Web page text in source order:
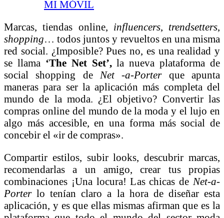
MI MÓVIL
Marcas, tiendas online, influencers, trendsetters,
shopping… todos juntos y revueltos en una misma
red social. ¿Imposible? Pues no, es una realidad y
se llama ‘The Net Set’,la nueva plataforma de
social shopping de Net -a-Porter
que apunta
maneras para ser la aplicación más completa del
mundo de la moda. ¿El objetivo? Convertir las
compras online del mundo de la moda y el lujo en
algo más accesible, en una forma más social de
concebir el «ir de compras».
Compartir estilos, subir looks, descubrir marcas,
recomendarlas a un amigo, crear tus propias
combinaciones ¡Una locura! Las chicas de Net-a-
Porterlo tenían claro a la hora de diseñar esta
aplicación, y es que ellas mismas afirman que es la